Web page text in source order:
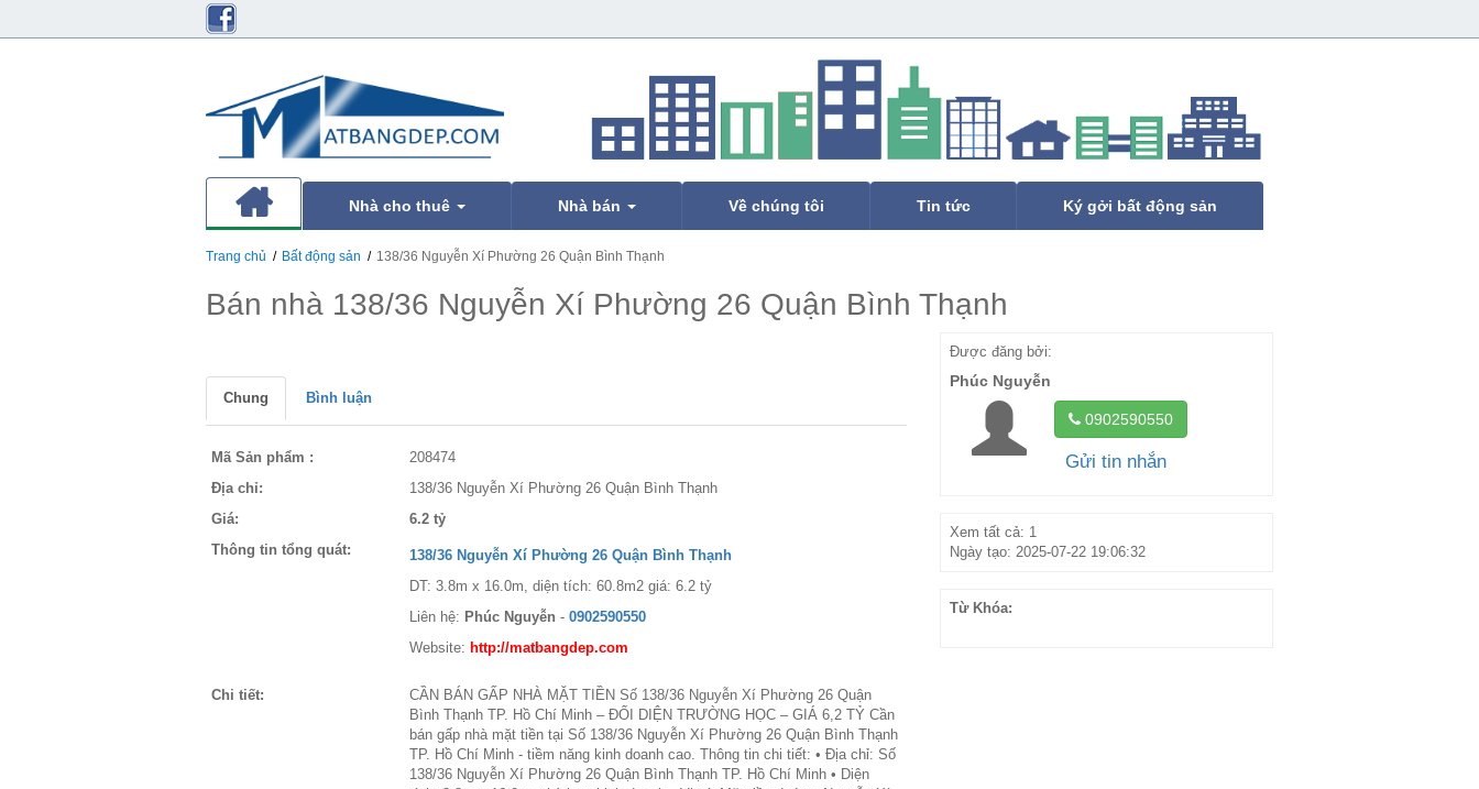
Nhà cho thuê Nhà bán Về chúng tôi Tin tức Ký gởi bất động sản
Trang chủ Bất động sản 138/36 Nguyễn Xí Phường 26 Quận Bình Thạnh
Bán nhà 138/36 Nguyễn Xí Phường 26 Quận Bình Thạnh
Chung Bình luận
Mã Sản phẩm :
208474
Địa chỉ:
138/36 Nguyễn Xí Phường 26 Quận Bình Thạnh
Giá:
6.2 tỷ
Thông tin tổng quát:
138/36 Nguyễn Xí Phường 26 Quận Bình Thạnh
DT: 3.8m x 16.0m, diện tích: 60.8m2 giá: 6.2 tỷ
Liên hệ: Phúc Nguyễn - 0902590550
Website: http://matbangdep.com
Chi tiết:
CẦN BÁN GẤP NHÀ MẶT TIỀN Số 138/36 Nguyễn Xí Phường 26 Quận
Bình Thạnh TP. Hồ Chí Minh – ĐỐI DIỆN TRƯỜNG HỌC – GIÁ 6,2 TỶ Cần
bán gấp nhà mặt tiền tại Số 138/36 Nguyễn Xí Phường 26 Quận Bình Thạnh
TP. Hồ Chí Minh - tiềm năng kinh doanh cao. Thông tin chi tiết: • Địa chỉ: Số
138/36 Nguyễn Xí Phường 26 Quận Bình Thạnh TP. Hồ Chí Minh • Diện
Được đăng bởi:
Phúc Nguyễn
0902590550
Gửi tin nhắn
Xem tất cả: 1
Ngày tạo: 2025-07-22 19:06:32
Từ Khóa: